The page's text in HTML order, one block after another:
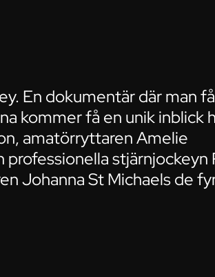
En dokumentär där man
kommer få en unik inblick
amatörryttaren Amelie
stjärnjockeyn
Johanna St Michaels de